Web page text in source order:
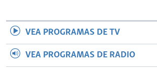
VEA PROGRAMAS DE TV
VEA PROGRAMAS DE RADIO